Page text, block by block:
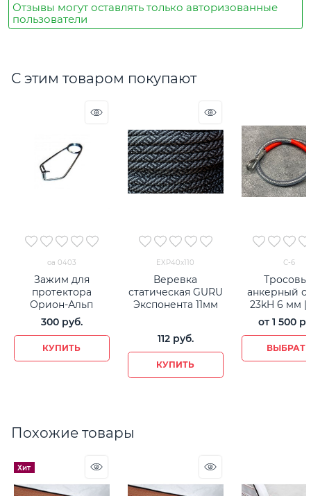
Отзывы могут оставлять только авторизованные
пользователи
С этим товаром покупают
оа 0403
Зажим для
протектора
Орион-Альп
300 руб.
КУПИТЬ
EXP40х110
Веревка
статическая GURU
Экспонента 11мм
112 руб.
КУПИТЬ
С-6
анкерный
23kH 6 мм |
от1 500
Похожие товары
Хит